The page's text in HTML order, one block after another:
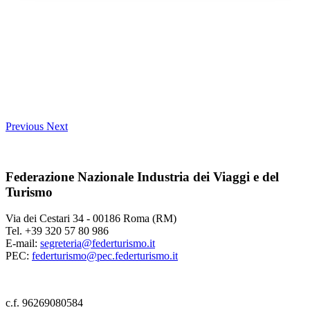
Previous Next
Federazione Nazionale Industria dei Viaggi e del
Turismo
Via dei Cestari 34 - 00186 Roma (RM)
Tel. +39 320 57 80 986
E-mail: segreteria@federturismo.it
PEC: federturismo@pec.federturismo.it
c.f. 96269080584